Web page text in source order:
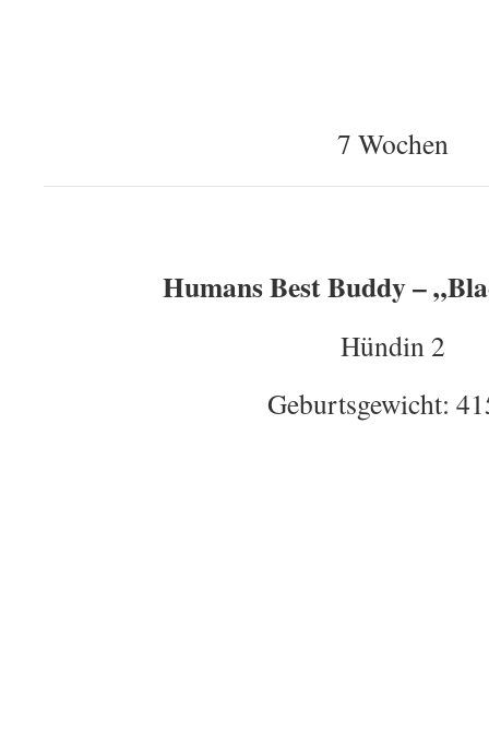
7 Wochen
Humans Best Buddy –
Hündin 2
Geburtsgewicht: